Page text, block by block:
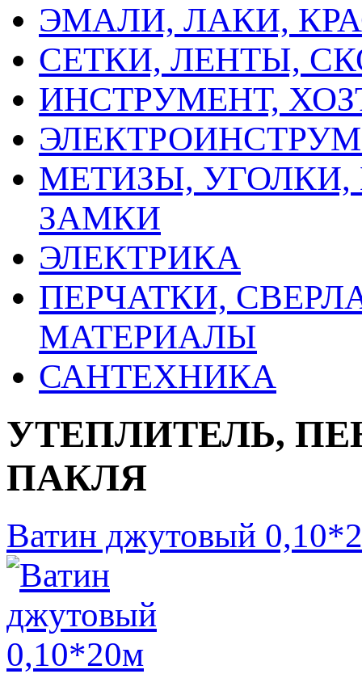
ЭМАЛИ, ЛАКИ,
СЕТКИ, ЛЕНТЫ,
ИНСТРУМЕНТ,
МЕТИЗЫ, УГОЛКИ,
ЗАМКИ
ЭЛЕКТРИКА
ПЕРЧАТКИ,
МАТЕРИАЛЫ
САНТЕХНИКА
УТЕПЛИТЕЛЬ,
ПАКЛЯ
Ватин джутовый